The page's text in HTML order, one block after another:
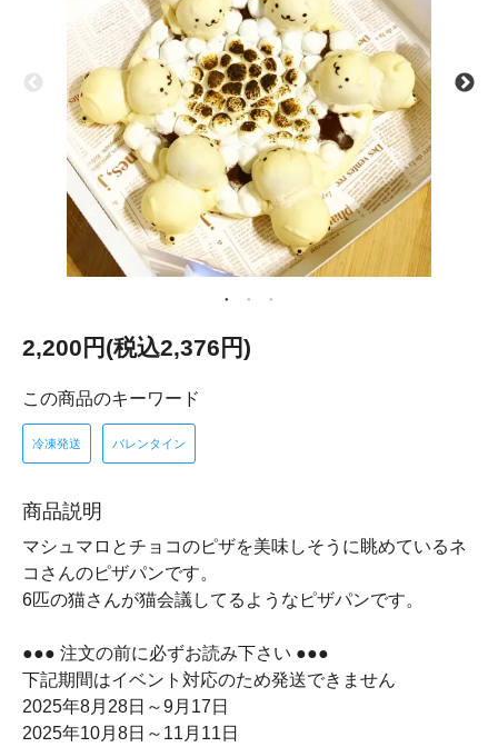
2,200円(税込2,376円)
この商品のキーワード
冷凍発送 バレンタイン
商品説明
マシュマロとチョコのピザを美味しそうに眺めているネ
コさんのピザパンです。
6匹の猫さんが猫会議してるようなピザパンです。
●●● 注文の前に必ずお読み下さい ●●●
下記期間はイベント対応のため発送できません
2025年8月28日～9月17日
2025年10月8日～11月11日